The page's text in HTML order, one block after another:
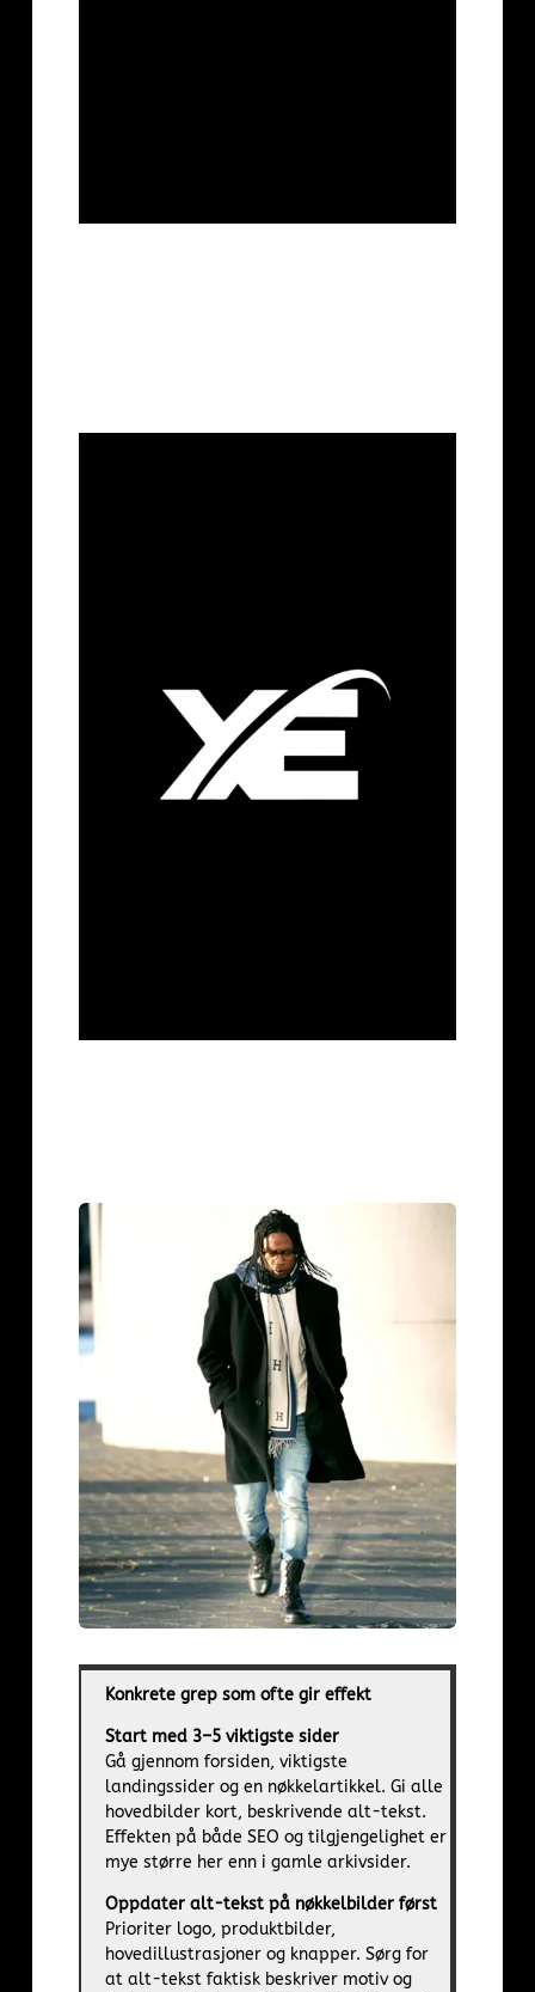
Konkrete grep som ofte gir effekt
Start med 3–5 viktigste sider
Gå gjennom forsiden, viktigste
landingssider og en nøkkelartikkel. Gi alle
hovedbilder kort, beskrivende alt-tekst.
Effekten på både SEO og tilgjengelighet er
mye større her enn i gamle arkivsider.
Oppdater alt-tekst på nøkkelbilder først
Prioriter logo, produktbilder,
hovedillustrasjoner og knapper. Sørg for
at alt-tekst faktisk beskriver motiv og